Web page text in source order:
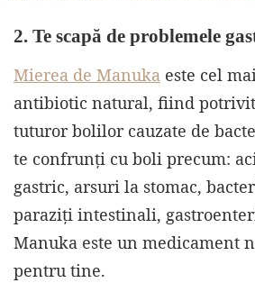
2. Te scapă de problemele
Mierea de Manuka este cel
antibiotic natural, fiind
tuturor bolilor cauzate de
te confrunți cu boli precum:
gastric, arsuri la stomac,
paraziți intestinali,
Manuka este un medicament
pentru tine.